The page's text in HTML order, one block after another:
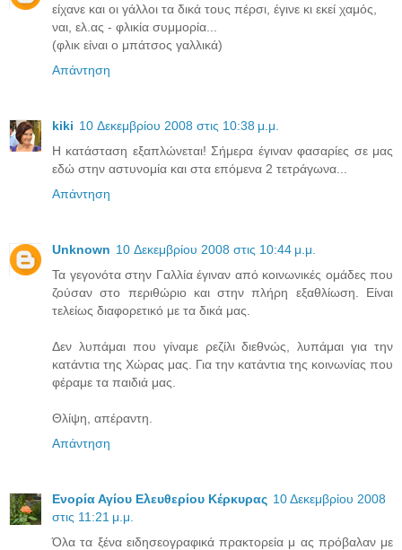
είχανε και οι γάλλοι τα δικά τους πέρσι, έγινε κι εκεί χαμός,
ναι, ελ.ας - φλικία συμμορία...
(φλικ είναι ο μπάτσος γαλλικά)
Απάντηση
kiki 10 Δεκεμβρίου 2008 στις 10:38 μ.μ.
Η κατάσταση εξαπλώνεται! Σήμερα έγιναν φασαρίες σε μας
εδώ στην αστυνομία και στα επόμενα 2 τετράγωνα...
Απάντηση
Unknown 10 Δεκεμβρίου 2008 στις 10:44 μ.μ.
Τα γεγονότα στην Γαλλία έγιναν από κοινωνικές ομάδες που
ζούσαν στο περιθώριο και στην πλήρη εξαθλίωση. Είναι
τελείως διαφορετικό με τα δικά μας.
Δεν λυπάμαι που γίναμε ρεζίλι διεθνώς, λυπάμαι για την
κατάντια της Χώρας μας. Για την κατάντια της κοινωνίας που
φέραμε τα παιδιά μας.
Θλίψη, απέραντη.
Απάντηση
Ενορία Αγίου Ελευθερίου Κέρκυρας 10 Δεκεμβρίου 2008
στις 11:21 μ.μ.
Όλα τα ξένα ειδησεογραφικά πρακτορεία μ ας πρόβαλαν με